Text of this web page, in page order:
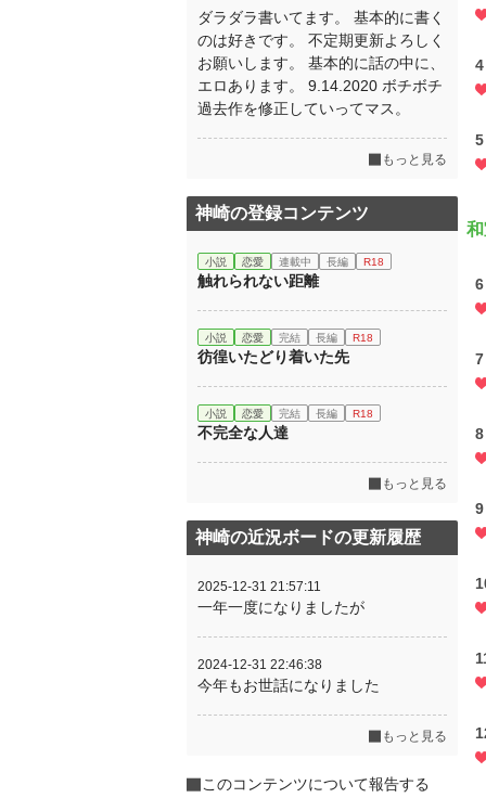
4
5
6
7
8
9
ダラダラ書いてます。 基本的に書く
のは好きです。 不定期更新よろしく
お願いします。 基本的に話の中に、
エロあります。 9.14.2020 ボチボチ
過去作を修正していってマス。
もっと見る
神崎の登録コンテンツ
小説 恋愛 連載中 長編 R18
触れられない距離
小説 恋愛 完結 長編 R18
彷徨いたどり着いた先
小説 恋愛 完結 長編 R18
不完全な人達
もっと見る
神崎の近況ボードの更新履歴
2025-12-31 21:57:11
一年一度になりましたが
2024-12-31 22:46:38
今年もお世話になりました
もっと見る
このコンテンツについて報告する